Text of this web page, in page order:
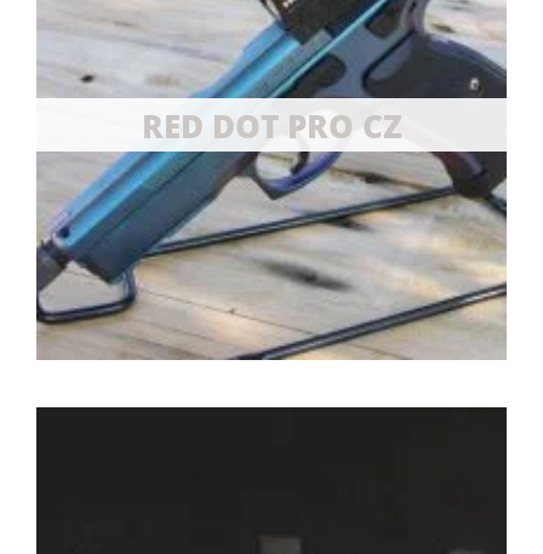
RED DOT PRO CZ